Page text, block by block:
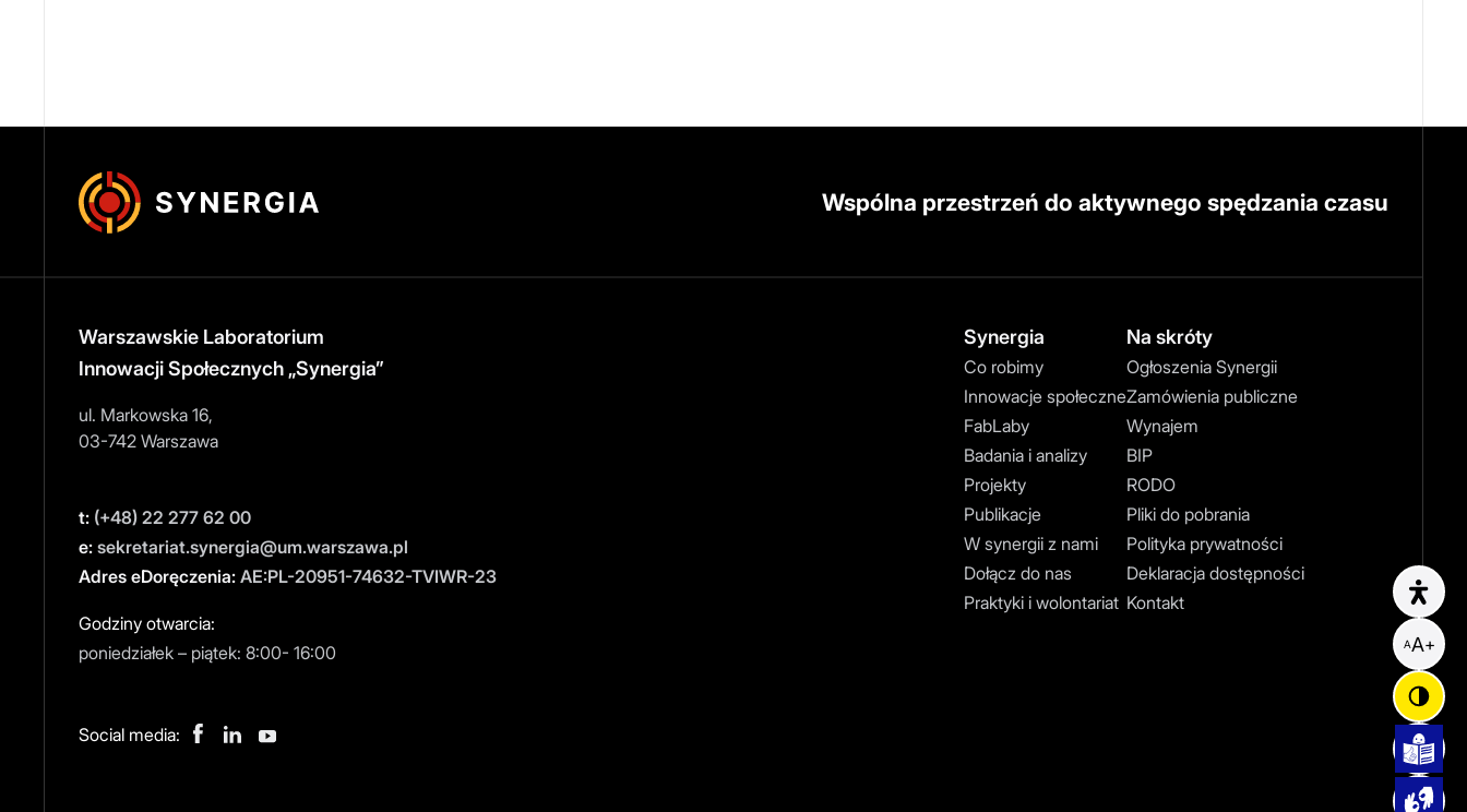
Wspólna przestrzeń do aktywnego spędzania czasu
Warszawskie Laboratorium
Innowacji Społecznych „Synergia”
ul. Markowska 16,
03-742 Warszawa
t: (+48) 22 277 62 00
e: sekretariat.synergia@um.warszawa.pl
Adres eDoręczenia: AE:PL-20951-74632-TVIWR-23
Godziny otwarcia:
poniedziałek – piątek: 8:00- 16:00
Social media:
Synergia
Co robimy
Innowacje społeczne
FabLaby
Badania i analizy
Projekty
Publikacje
W synergii z nami
Dołącz do nas
Praktyki i wolontariat
Na skróty
Ogłoszenia Synergii
Zamówienia publiczne
Wynajem
BIP
RODO
Pliki do pobrania
Polityka prywatności
Deklaracja dostępności
Kontakt
AA+